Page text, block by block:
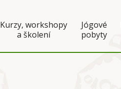
Kurzy, workshopy
a školení
Jógové
pobyty